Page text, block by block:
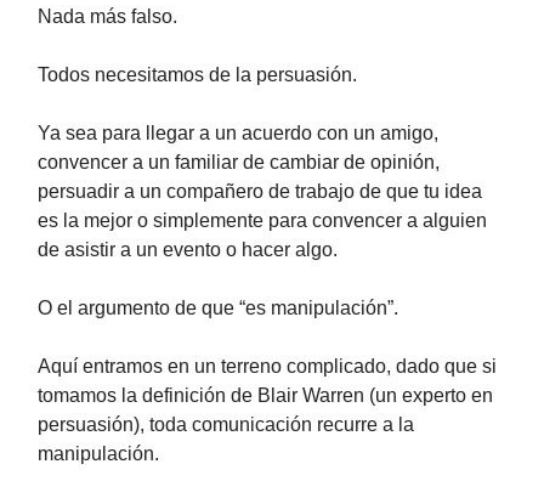
Nada más falso.
Todos necesitamos de la persuasión.
Ya sea para llegar a un acuerdo con un amigo,
convencer a un familiar de cambiar de opinión,
persuadir a un compañero de trabajo de que tu idea
es la mejor o simplemente para convencer a alguien
de asistir a un evento o hacer algo.
O el argumento de que “es manipulación”.
Aquí entramos en un terreno complicado, dado que si
tomamos la definición de Blair Warren (un experto en
persuasión), toda comunicación recurre a la
manipulación.